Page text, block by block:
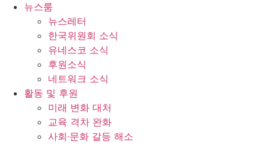
뉴스룸
뉴스레터
한국위원회 소식
유네스코 소식
후원소식
네트워크 소식
활동 및 후원
미래 변화 대처
교육 격차 완화
사회∙문화 갈등 해소